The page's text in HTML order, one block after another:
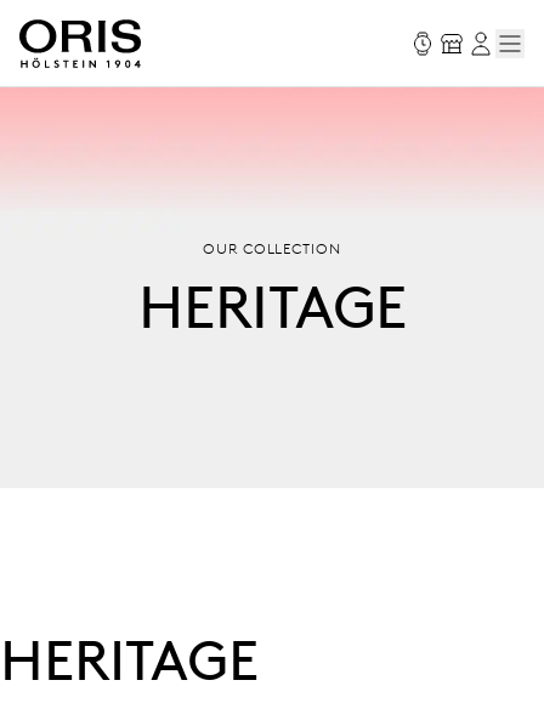
OUR COLLECTION
HERITAGE
HERITAGE